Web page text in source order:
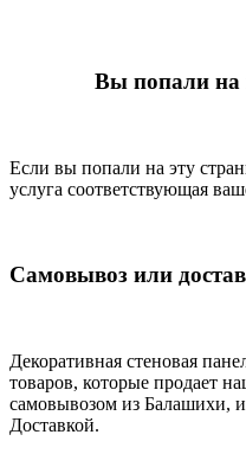
Вы попали на
Если вы попали на эту
услуга соответствующая
Самовывоз или
Декоративная стеновая
товаров, которые продает
самовывозом из Балашихи,
Доставкой.